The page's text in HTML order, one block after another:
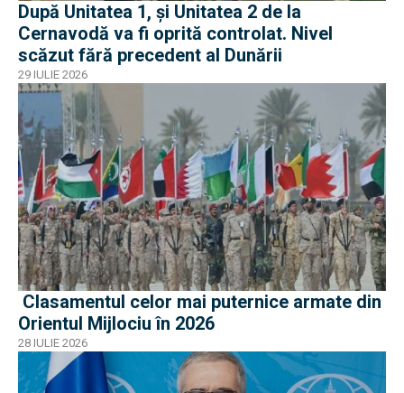
După Unitatea 1, și Unitatea 2 de la
Cernavodă va fi oprită controlat. Nivel
scăzut fără precedent al Dunării
29 IULIE 2026
Clasamentul celor mai puternice armate din
Orientul Mijlociu în 2026
28 IULIE 2026